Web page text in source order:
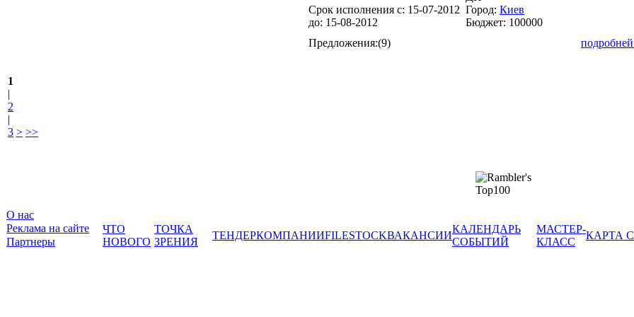
Срок исполнения с: 15-07-2012 Город: Киев
до: 15-08-2012 Бюджет: 100000
Предложения:(9)
1
|
2
|
3 > >>
О нас
Реклама на сайте
Партнеры
ЧТО
НОВОГО
ТОЧКА
ЗРЕНИЯ
ТЕНДЕРКОМПАНИИFILESTOCKВАКАНСИИ
КАЛЕНДАРЬ
СОБЫТИЙ
МАСТЕР-
КЛАСС
КАРТА